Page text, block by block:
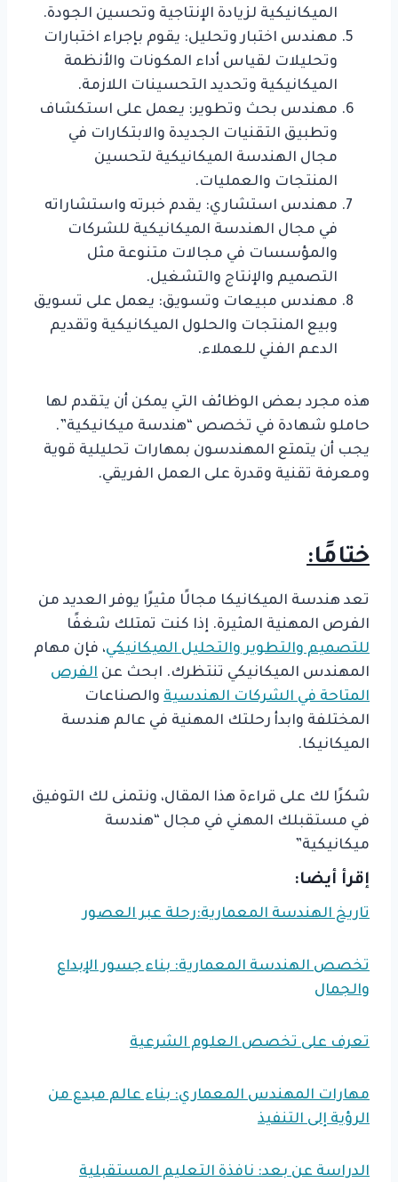
الميكانيكية لزيادة الإنتاجية وتحسين الجودة.
مهندس اختبار وتحليل: يقوم بإجراء اختبارات
وتحليلات لقياس أداء المكونات والأنظمة
الميكانيكية وتحديد التحسينات اللازمة.
مهندس بحث وتطوير: يعمل على استكشاف
وتطبيق التقنيات الجديدة والابتكارات في
مجال الهندسة الميكانيكية لتحسين
المنتجات والعمليات.
مهندس استشاري: يقدم خبرته واستشاراته
في مجال الهندسة الميكانيكية للشركات
والمؤسسات في مجالات متنوعة مثل
التصميم والإنتاج والتشغيل.
مهندس مبيعات وتسويق: يعمل على تسويق
وبيع المنتجات والحلول الميكانيكية وتقديم
الدعم الفني للعملاء.
هذه مجرد بعض الوظائف التي يمكن أن يتقدم لها
حاملو شهادة في تخصص “هندسة ميكانيكية”.
يجب أن يتمتع المهندسون بمهارات تحليلية قوية
ومعرفة تقنية وقدرة على العمل الفريقي.
ختامًا:
تعد هندسة الميكانيكا مجالًا مثيرًا يوفر العديد من
الفرص المهنية المثيرة. إذا كنت تمتلك شغفًا
للتصميم والتطوير والتحليل الميكانيكي، فإن مهام
المهندس الميكانيكي تنتظرك. ابحث عن الفرص
المتاحة في الشركات الهندسية والصناعات
المختلفة وابدأ رحلتك المهنية في عالم هندسة
الميكانيكا.
شكرًا لك على قراءة هذا المقال، ونتمنى لك التوفيق
في مستقبلك المهني في مجال “هندسة
ميكانيكية”
إقرأ أيضا:
تاريخ الهندسة المعمارية:رحلة عبر العصور
تخصص الهندسة المعمارية: بناء جسور الإبداع
والجمال
تعرف على تخصص العلوم الشرعية
مهارات المهندس المعماري: بناء عالم مبدع من
الرؤية إلى التنفيذ
الدراسة عن بعد: نافذة التعليم المستقبلية